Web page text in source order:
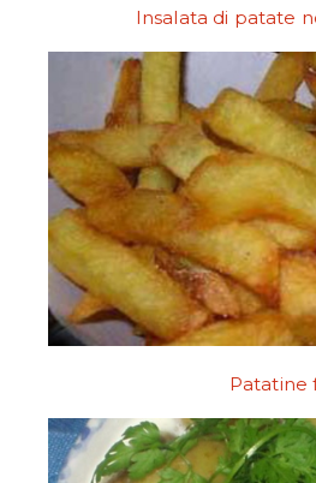
Insalata di patate
Patatine